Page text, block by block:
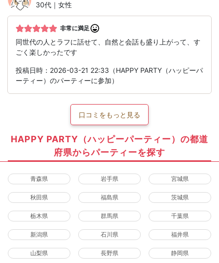
30代｜女性
非常に満足
同世代の人とラフに話せて、自然と会話も盛り上がって、す
ごく楽しかったです︎
投稿日時：2026-03-21 22:33（HAPPY PARTY（ハッピーパ
ーティー）のパーティーに参加）
口コミをもっと見る
HAPPY PARTY（ハッピーパーティー）の都道
府県からパーティーを探す
青森県 岩手県 宮城県
秋田県 福島県 茨城県
栃木県 群馬県 千葉県
新潟県 石川県 福井県
山梨県 長野県 静岡県